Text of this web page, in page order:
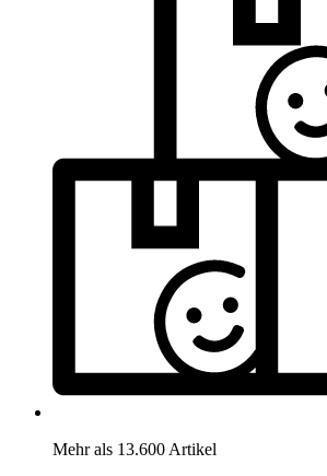
Mehr als 13.600 Artikel